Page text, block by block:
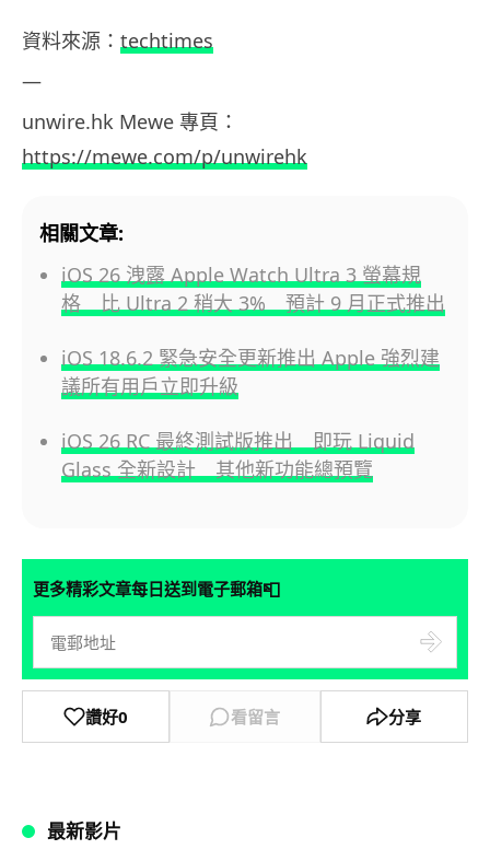
資料來源： techtimes
—
unwire.hk Mewe 專頁：
https://mewe.com/p/unwirehk
相關文章:
iOS 26 洩露 Apple Watch Ultra 3 螢幕規
格 比 Ultra 2 稍大 3% 預計 9 月正式推出
iOS 18.6.2 緊急安全更新推出 Apple 強烈建
議所有用戶立即升級
iOS 26 RC 最終測試版推出 即玩 Liquid
Glass 全新設計 其他新功能總預覽
更多精彩文章每日送到電子郵箱📮
讚好0 看留言 分享
最新影片